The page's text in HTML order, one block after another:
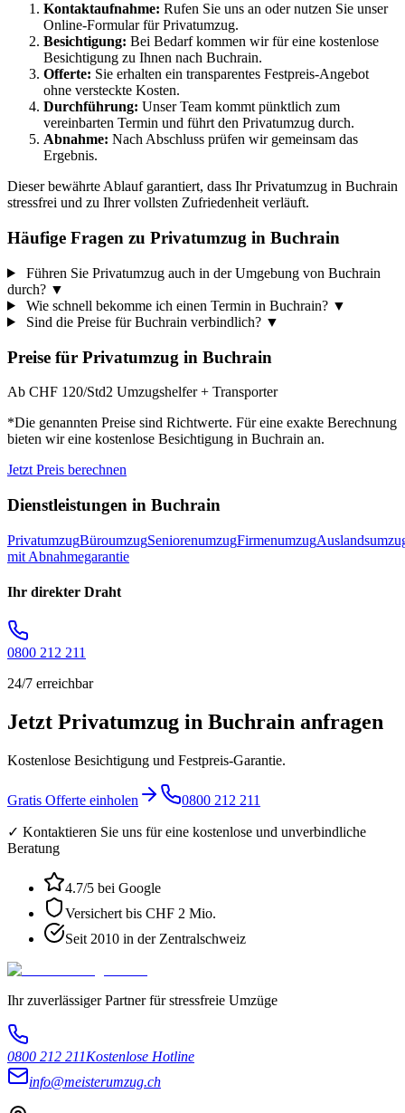
Kontaktaufnahme: Rufen Sie uns an oder nutzen Sie unser
Online-Formular für Privatumzug.
Besichtigung: Bei Bedarf kommen wir für eine kostenlose
Besichtigung zu Ihnen nach Buchrain.
Offerte: Sie erhalten ein transparentes Festpreis-Angebot
ohne versteckte Kosten.
Durchführung: Unser Team kommt pünktlich zum
vereinbarten Termin und führt den Privatumzug durch.
Abnahme: Nach Abschluss prüfen wir gemeinsam das
Ergebnis.
Dieser bewährte Ablauf garantiert, dass Ihr Privatumzug in Buchrain
stressfrei und zu Ihrer vollsten Zufriedenheit verläuft.
Häufige Fragen zu Privatumzug in Buchrain
Führen Sie Privatumzug auch in der Umgebung von Buchrain
durch? ▼
Wie schnell bekomme ich einen Termin in Buchrain? ▼
Sind die Preise für Buchrain verbindlich? ▼
Preise für Privatumzug in Buchrain
Ab CHF 120/Std2 Umzugshelfer + Transporter
*Die genannten Preise sind Richtwerte. Für eine exakte Berechnung
bieten wir eine kostenlose Besichtigung in Buchrain an.
Jetzt Preis berechnen
Dienstleistungen in Buchrain
PrivatumzugBüroumzugSeniorenumzugFirmenumzug
mit Abnahmegarantie
Ihr direkter Draht
0800 212 211
24/7 erreichbar
Jetzt Privatumzug in Buchrain anfragen
Kostenlose Besichtigung und Festpreis-Garantie.
Gratis Offerte einholen 0800 212 211
✓ Kontaktieren Sie uns für eine kostenlose und unverbindliche
Beratung
4.7/5 bei Google
Versichert bis CHF 2 Mio.
Seit 2010 in der Zentralschweiz
Ihr zuverlässiger Partner für stressfreie Umzüge
0800 212 211Kostenlose Hotline
info@meisterumzug.ch